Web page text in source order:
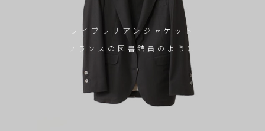
ライブラリアンジャケット
フランスの図書館員のように